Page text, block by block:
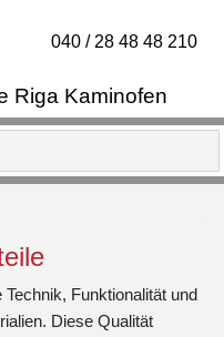
Riga Kaminofen
040 / 28 48 48 210
Funktionalität und
Diese Qualität